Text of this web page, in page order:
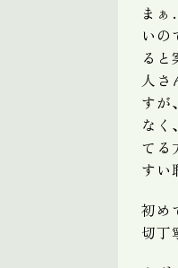
ま
いの
る
人さ
すが
なく
てる
すい
初め
切丁